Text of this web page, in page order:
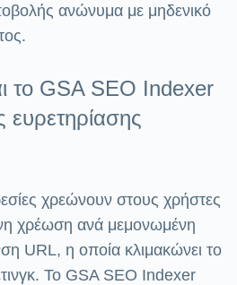
ανώνυμα με μηδενικό
το GSA SEO Indexer
ευρετηρίασης
χρεώνουν στους χρήστες
χρέωση ανά μεμονωμένη
URL, η οποία κλιμακώνει το
Το GSA SEO Indexer